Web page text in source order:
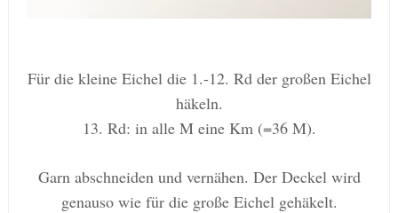
Für die kleine Eichel die 1.-12. Rd der großen Eichel
häkeln.
13. Rd: in alle M eine Km (=36 M).
Garn abschneiden und vernähen. Der Deckel wird
genauso wie für die große Eichel gehäkelt.